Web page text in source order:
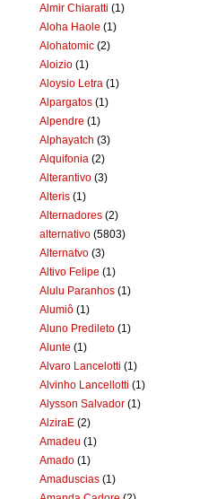
Almir Chiaratti (1)
Aloha Haole (1)
Alohatomic (2)
Aloizio (1)
Aloysio Letra (1)
Alpargatos (1)
Alpendre (1)
Alphayatch (3)
Alquifonia (2)
Alterantivo (3)
Alteris (1)
Alternadores (2)
alternativo (5803)
Alternatvo (3)
Altivo Felipe (1)
Alulu Paranhos (1)
Alumiô (1)
Aluno Predileto (1)
Alunte (1)
Alvaro Lancelotti (1)
Alvinho Lancellotti (1)
Alysson Salvador (1)
AlziraE (2)
Amadeu (1)
Amado (1)
Amaduscias (1)